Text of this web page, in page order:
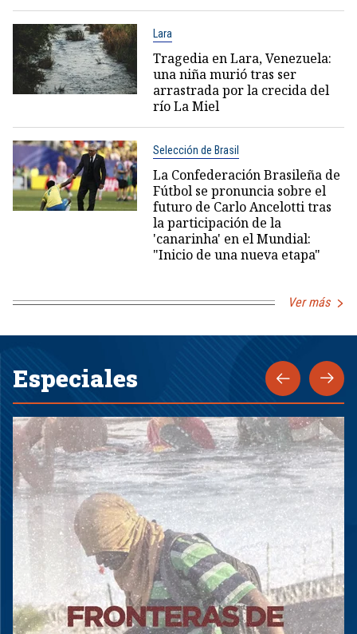
Lara
Tragedia en Lara, Venezuela:
una niña murió tras ser
arrastrada por la crecida del
río La Miel
Selección de Brasil
La Confederación Brasileña de
Fútbol se pronuncia sobre el
futuro de Carlo Ancelotti tras
la participación de la
'canarinha' en el Mundial:
"Inicio de una nueva etapa"
Ver más
Especiales